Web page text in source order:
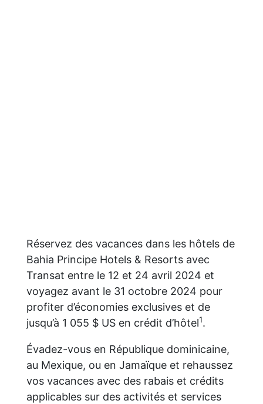
Réservez des vacances dans les hôtels de
Bahia Principe Hotels & Resorts avec
Transat entre le 12 et 24 avril 2024 et
voyagez avant le 31 octobre 2024 pour
profiter d’économies exclusives et de
jusqu’à 1 055 $ US en crédit d’hôtel1.
Évadez-vous en République dominicaine,
au Mexique, ou en Jamaïque et rehaussez
vos vacances avec des rabais et crédits
applicables sur des activités et services